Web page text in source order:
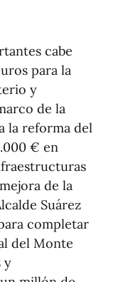
cabe
para la
y
de la
la reforma del
€ en
de la
Suárez
completar
del Monte
y